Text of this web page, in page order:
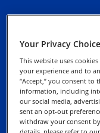
Your Privacy
This website uses
your experience and to
“Accept,” you consent to
information, including
our social media,
sent an opt-out
withdraw your consent